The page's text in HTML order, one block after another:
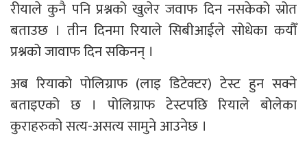
रीयाले कुनै पनि प्रश्नको खुलेर जवाफ दिन नसकेको स्रोत
बताउछ । तीन दिनमा रियाले सिबीआईले सोधेका कयौँ
प्रश्नको जावाफ दिन सकिनन् ।
अब रियाको पोलिग्राफ (लाइ डिटेक्टर) टेस्ट हुन सक्ने
बताइएको छ । पोलिग्राफ टेस्टपछि रियाले बोलेका
कुराहरुको सत्य-असत्य सामुने आउनेछ ।